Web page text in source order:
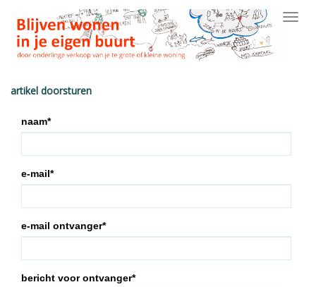
artikel doorsturen
naam*
e-mail*
e-mail ontvanger*
bericht voor ontvanger*